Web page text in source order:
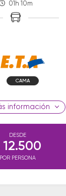
01h 10m
CAMA
información
DESDE
12.500
POR PERSONA